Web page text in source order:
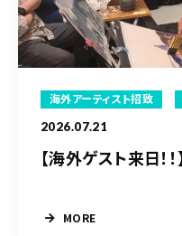
海外アーティスト招致
2026.07.21
【海外ゲスト来日！
MORE